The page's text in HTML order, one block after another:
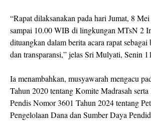
“Rapat dilaksanakan pada hari Jumat, 8
sampai 10.00 WIB di lingkungan MTsN 2
dituangkan dalam berita acara rapat
dan transparansi,” jelas Sri Mulyati, Senin
Ia menambahkan, musyawarah mengacu
Tahun 2020 tentang Komite Madrasah
Pendis Nomor 3601 Tahun 2024 tentang
Pengelolaan Dana dan Sumber Daya